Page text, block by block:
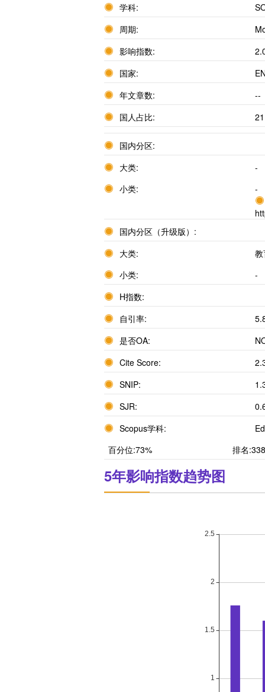
学科:
周期:
影响指数:
国家:
年文章数:
--
国人占比:
国内分区:
大类:
-
小类:
-
国内分区（升级版）:
大类:
小类:
-
H指数:
自引率:
是否OA:
Cite Score:
SNIP:
SJR:
Scopus学科:
排名
百分位:73%
5年影响指数趋势图